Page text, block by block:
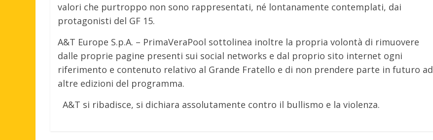
valori che purtroppo non sono rappresentati, né lontanamente contemplati, dai
protagonisti del GF 15.
A&T Europe S.p.A. – PrimaVeraPool sottolinea inoltre la propria volontà di rimuovere
dalle proprie pagine presenti sui social networks e dal proprio sito internet ogni
riferimento e contenuto relativo al Grande Fratello e di non prendere parte in futuro ad
altre edizioni del programma.
A&T si ribadisce, si dichiara assolutamente contro il bullismo e la violenza.